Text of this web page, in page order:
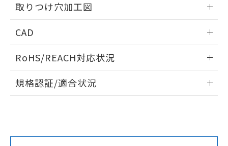
取りつけ穴加工図
CAD
ドすることができます。
ログイン/会員登録
ダウンロードデータをご利用いただく前に、以下を必ずお読
RoHS/REACH対応状況
EU RoHS 注意事項・凡例
規格認証/適合状況
をご了承ください。
※当社の共同利用者とは、
指します。
EU RoHS指令（10物質）の非含有証明書
51物質の非含有証明書（当社基準）
るもので、過去に遡って非含有を証明する
ものではありません。
また、RoHS指令のフタル酸エステル類４
荷製品に未対応品が混在することから備考
欄に対応日を記載しておりました。
す。